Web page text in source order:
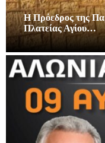
Η Πρόεδρος της
Πλατείας Αγίου…